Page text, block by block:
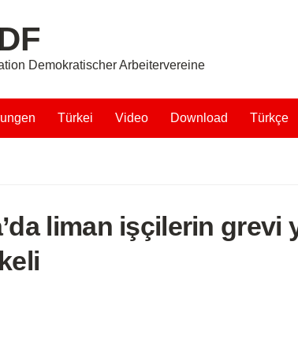
Demokratischer Arbeitervereine
Türkei Video Download Türkçe
liman işçilerin grevi